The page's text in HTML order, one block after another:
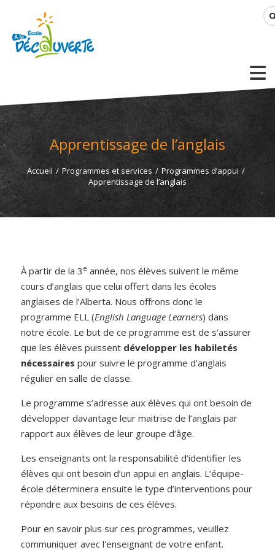
Apprentissage de l’anglais
Accueil / Programmes et services / Programmes d’appui /
Apprentissage de l’anglais
À partir de la 3 e année, nos élèves suivent le même
cours d’anglais que celui offert dans les écoles
anglaises de l’Alberta. Nous offrons donc le
programme ELL (English Language Learners) dans
notre école. Le but de ce programme est de s’assurer
que les élèves puissent développer les habiletés
nécessaires pour suivre le programme d’anglais
régulier en salle de classe.
Le programme s’adresse aux élèves qui ont besoin de
développer davantage leur maitrise de l’anglais par
rapport aux élèves de leur groupe d’âge.
Les enseignants ont la responsabilité d’identifier les
élèves qui ont besoin d’un appui en anglais. L’équipe-
école déterminera ensuite le type d’interventions pour
répondre aux besoins de ces élèves.
Pour en savoir plus sur ces programmes, veuillez
communiquer avec l'enseignant de votre enfant.